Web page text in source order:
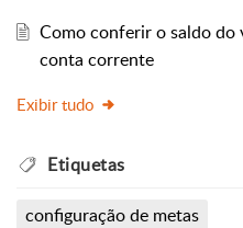
Como conferir o saldo do
conta corrente
Exibir tudo
Etiquetas
configuração de metas